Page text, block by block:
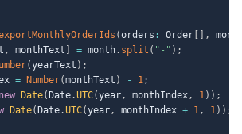
(orders : Order ,
, monthText = month. split ( "-" ) ;
(yearText ) ;
= Number(monthText ) - 1;
new Date( Date.UTC(year, monthIndex, 1) ) ;
Date( Date.UTC(year, monthIndex + 1, 1) ) ;